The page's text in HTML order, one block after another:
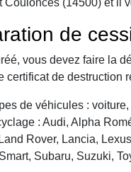
(14500) et il
de
vous devez faire la
certificat de
de véhicules :
: Audi, Alpha
Rover, Lancia,
Subaru, Suzuki,